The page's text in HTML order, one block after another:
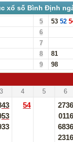
xổ số Bình Định
5 53 52
6
7
8
81
9 98
3 4 5 6
54
2736
0116
6836
2316